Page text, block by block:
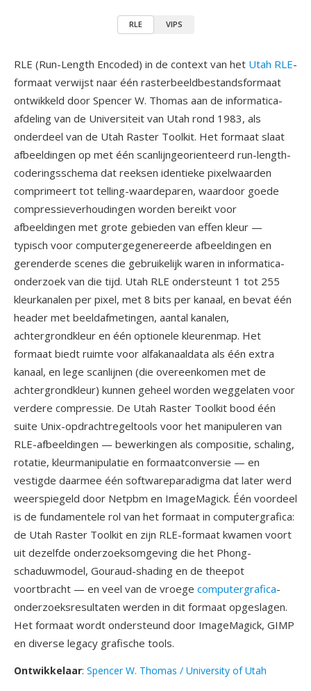
RLE VIPS
RLE (Run-Length Encoded) in de context van het Utah RLE-
formaat verwijst naar één rasterbeeldbestandsformaat
ontwikkeld door Spencer W. Thomas aan de informatica-
afdeling van de Universiteit van Utah rond 1983, als
onderdeel van de Utah Raster Toolkit. Het formaat slaat
afbeeldingen op met één scanlijngeorienteerd run-length-
coderingsschema dat reeksen identieke pixelwaarden
comprimeert tot telling-waardeparen, waardoor goede
compressieverhoudingen worden bereikt voor
afbeeldingen met grote gebieden van effen kleur —
typisch voor computergegenereerde afbeeldingen en
gerenderde scenes die gebruikelijk waren in informatica-
onderzoek van die tijd. Utah RLE ondersteunt 1 tot 255
kleurkanalen per pixel, met 8 bits per kanaal, en bevat één
header met beeldafmetingen, aantal kanalen,
achtergrondkleur en één optionele kleurenmap. Het
formaat biedt ruimte voor alfakanaaldata als één extra
kanaal, en lege scanlijnen (die overeenkomen met de
achtergrondkleur) kunnen geheel worden weggelaten voor
verdere compressie. De Utah Raster Toolkit bood één
suite Unix-opdrachtregeltools voor het manipuleren van
RLE-afbeeldingen — bewerkingen als compositie, schaling,
rotatie, kleurmanipulatie en formaatconversie — en
vestigde daarmee één softwareparadigma dat later werd
weerspiegeld door Netpbm en ImageMagick. Één voordeel
is de fundamentele rol van het formaat in computergrafica:
de Utah Raster Toolkit en zijn RLE-formaat kwamen voort
uit dezelfde onderzoeksomgeving die het Phong-
schaduwmodel, Gouraud-shading en de theepot
voortbracht — en veel van de vroege computergrafica-
onderzoeksresultaten werden in dit formaat opgeslagen.
Het formaat wordt ondersteund door ImageMagick, GIMP
en diverse legacy grafische tools.
Ontwikkelaar: Spencer W. Thomas / University of Utah